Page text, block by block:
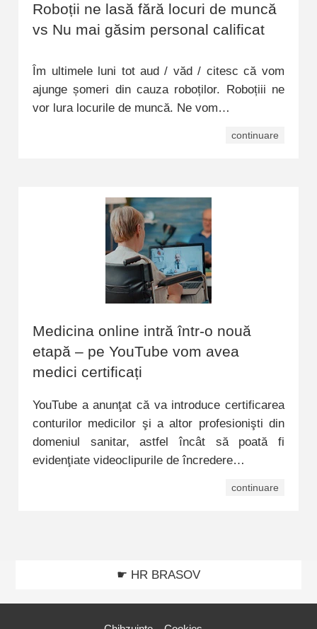
Roboții ne lasă fără locuri de muncă
vs Nu mai găsim personal calificat
Îm ultimele luni tot aud / văd / citesc că vom
ajunge șomeri din cauza roboților. Roboțiii ne
vor lura locurile de muncă. Ne vom…
continuare
Medicina online intră într-o nouă
etapă – pe YouTube vom avea
medici certificați
YouTube a anunţat că va introduce certificarea
conturilor medicilor şi a altor profesionişti din
domeniul sanitar, astfel încât să poată fi
evidenţiate videoclipurile de încredere…
continuare
☛ HR BRASOV